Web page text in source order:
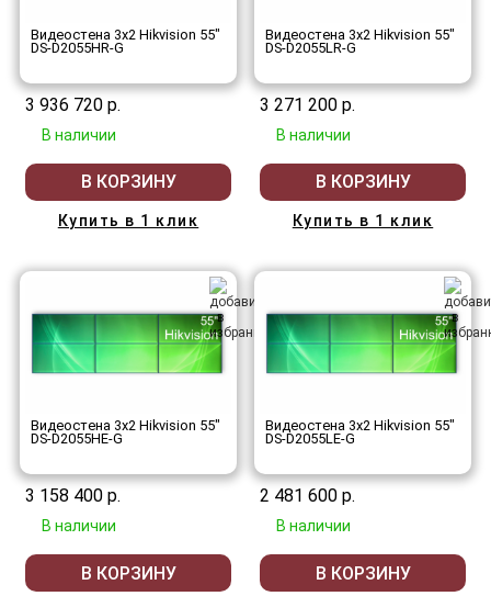
Видеостена 3x2 Hikvision 55"
DS-D2055HR-G
3 936 720 р.
В наличии
В КОРЗИНУ
Купить в 1 клик
Видеостена 3x2 Hikvision 55"
DS-D2055LR-G
3 271 200 р.
В наличии
В КОРЗИНУ
Купить в 1 клик
Видеостена 3x2 Hikvision 55"
DS-D2055HE-G
3 158 400 р.
В наличии
В КОРЗИНУ
Видеостена 3x2 Hikvision 55"
DS-D2055LE-G
2 481 600 р.
В наличии
В КОРЗИНУ